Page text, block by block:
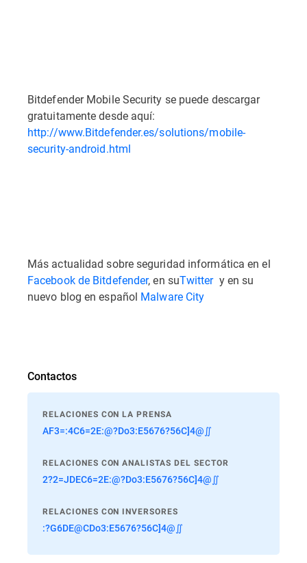
Bitdefender Mobile Security se puede descargar
gratuitamente desde aquí:
http://www.Bitdefender.es/solutions/mobile-
security-android.html
Más actualidad sobre seguridad informática en el
Facebook de Bitdefender, en suTwittery en su
nuevo blog en español Malware City
Contactos
RELACIONES CON LA PRENSA
AF3=:4C6=2E:@?Do3:E5676?56C]4@∬
RELACIONES CON ANALISTAS DEL SECTOR
2?2=JDEC6=2E:@?Do3:E5676?56C]4@∬
RELACIONES CON INVERSORES
:?G6DE@CDo3:E5676?56C]4@∬